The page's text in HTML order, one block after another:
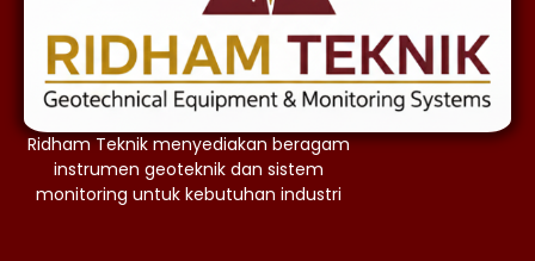
Ridham Teknik menyediakan beragam
instrumen geoteknik dan sistem
monitoring untuk kebutuhan industri